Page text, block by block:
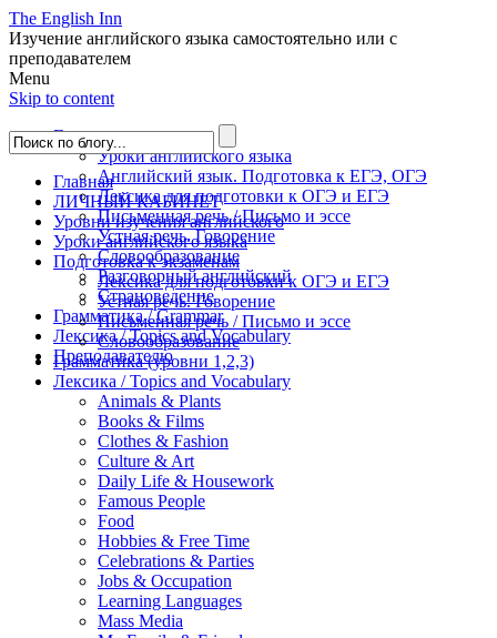
The English Inn
Изучение английского языка самостоятельно или с
преподавателем
Menu
Skip to content
Главная
Уроки английского языка
Английский язык. Подготовка к ЕГЭ, ОГЭ
Лексика для подготовки к ОГЭ и ЕГЭ
Письменная речь / Письмо и эссе
Устная речь. Говорение
Словообразование
Разговорный английский
Страноведение
Грамматика / Grammar
Лексика / Topics and Vocabulary
Преподавателю
Главная
ЛИЧНЫЙ КАБИНЕТ
Уровни изучения английского
Уроки английского языка
Подготовка к экзаменам
Лексика для подготовки к ОГЭ и ЕГЭ
Устная речь. Говорение
Письменная речь / Письмо и эссе
Словообразование
Грамматика (уровни 1,2,3)
Лексика / Topics and Vocabulary
Animals & Plants
Books & Films
Clothes & Fashion
Culture & Art
Daily Life & Housework
Famous People
Food
Hobbies & Free Time
Celebrations & Parties
Jobs & Occupation
Learning Languages
Mass Media